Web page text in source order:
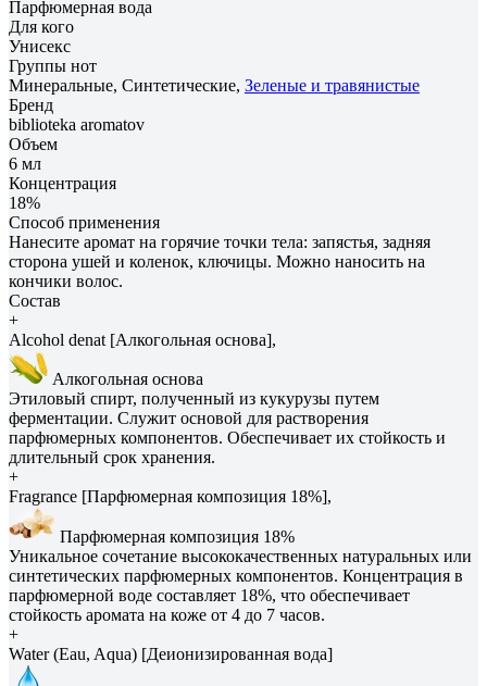
Парфюмерная вода
Для кого
Унисекс
Группы нот
Минеральные, Синтетические, Зеленые и травянистые
Бренд
biblioteka aromatov
Объем
6 мл
Концентрация
18%
Способ применения
Нанесите аромат на горячие точки тела: запястья, задняя
сторона ушей и коленок, ключицы. Можно наносить на
кончики волос.
Состав
+
Alcohol denat [Алкогольная основа],
Алкогольная основа
Этиловый спирт, полученный из кукурузы путем
ферментации. Служит основой для растворения
парфюмерных компонентов. Обеспечивает их стойкость и
длительный срок хранения.
+
Fragrance [Парфюмерная композиция 18%],
Парфюмерная композиция 18%
Уникальное сочетание высококачественных натуральных или
синтетических парфюмерных компонентов. Концентрация в
парфюмерной воде составляет 18%, что обеспечивает
стойкость аромата на коже от 4 до 7 часов.
+
Water (Eau, Aqua) [Деионизированная вода]